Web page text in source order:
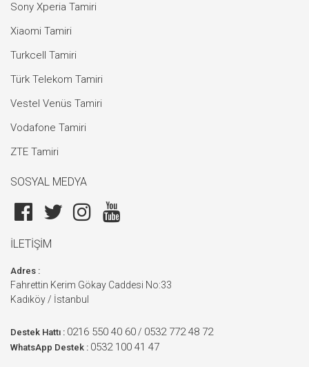
Sony Xperia Tamiri
Xiaomi Tamiri
Turkcell Tamiri
Türk Telekom Tamiri
Vestel Venüs Tamiri
Vodafone Tamiri
ZTE Tamiri
SOSYAL MEDYA
İLETİŞİM
Adres :
Fahrettin Kerim Gökay Caddesi No:33
Kadıköy / İstanbul
Destek Hattı : 0216 550 40 60 / 0532 772 48 72
WhatsApp Destek : 0532 100 41 47